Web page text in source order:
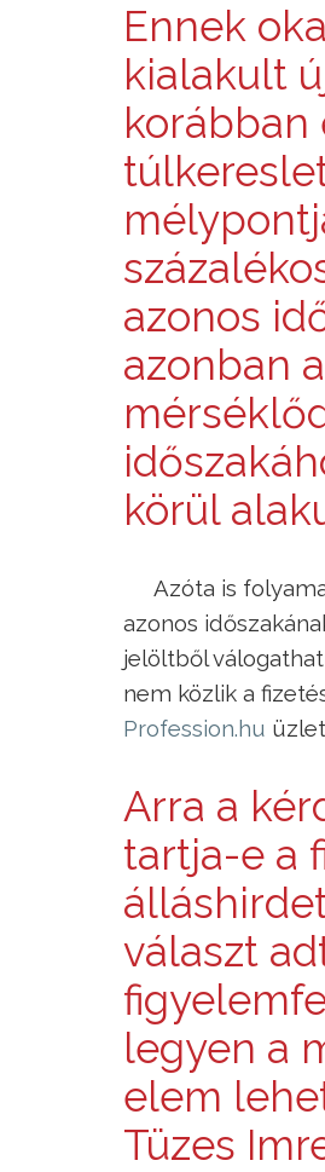
Ennek
kialakult
korábban
azonos
azonban
körül
Azóta is
azonos
jelöltből
nem közlik a
Profession.hu
Arra a
tartja-e a
választ
legyen a
elem
Tüzes